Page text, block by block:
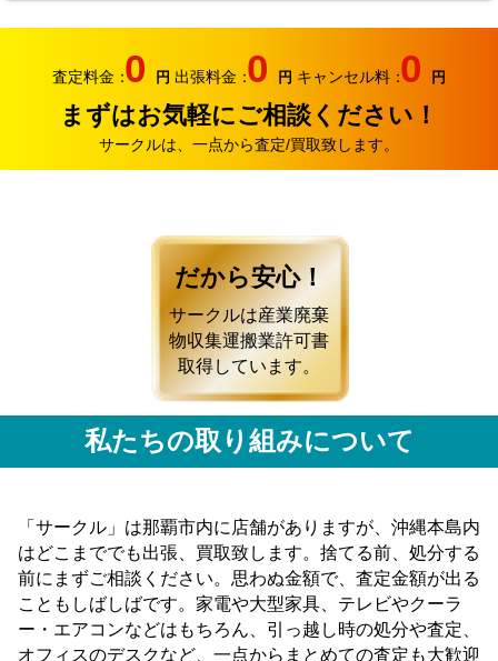
査定料金：0 円 出張料金：0 円 キャンセル料：0 円
まずはお気軽にご相談ください！
サークルは、一点から査定/買取致します。
だから安心！
サークルは産業廃棄
物収集運搬業許可書
取得しています。
私たちの取り組みについて
「サークル」は那覇市内に店舗がありますが、沖縄本島内
はどこまででも出張、買取致します。捨てる前、処分する
前にまずご相談ください。思わぬ金額で、査定金額が出る
こともしばしばです。家電や大型家具、テレビやクーラ
ー・エアコンなどはもちろん、引っ越し時の処分や査定、
オフィスのデスクなど、一点からまとめての査定も大歓迎